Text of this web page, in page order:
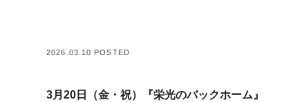
2026.03.10 POSTED
3月20日（金・祝）『栄光のバックホーム』